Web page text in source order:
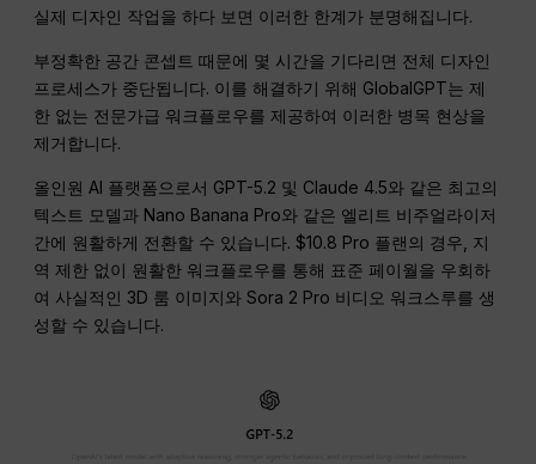
실제 디자인 작업을 하다 보면 이러한 한계가 분명해집니다.
부정확한 공간 콘셉트 때문에 몇 시간을 기다리면 전체 디자인
프로세스가 중단됩니다. 이를 해결하기 위해 GlobalGPT는 제
한 없는 전문가급 워크플로우를 제공하여 이러한 병목 현상을
제거합니다.
올인원 AI 플랫폼으로서 GPT-5.2 및 Claude 4.5와 같은 최고의
텍스트 모델과 Nano Banana Pro와 같은 엘리트 비주얼라이저
간에 원활하게 전환할 수 있습니다. $10.8 Pro 플랜의 경우, 지
역 제한 없이 원활한 워크플로우를 통해 표준 페이월을 우회하
여 사실적인 3D 룸 이미지와 Sora 2 Pro 비디오 워크스루를 생
성할 수 있습니다.